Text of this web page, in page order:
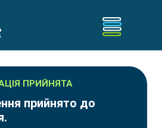
ПРИЙНЯТА
прийнято до